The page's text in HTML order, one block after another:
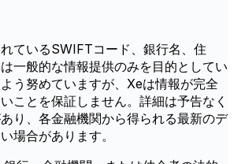
ているSWIFTコード、銀行名、住
一般的な情報提供のみを目的としてい
う努めていますが、Xeは情報が完全
ことを保証しません。詳細は予告なく
り、各金融機関から得られる最新のデ
場合があります。